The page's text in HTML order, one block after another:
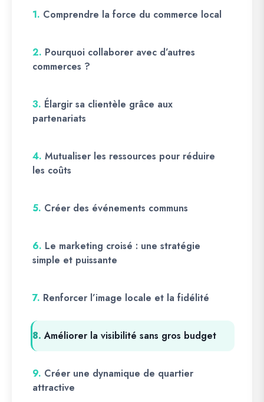
1. Comprendre la force du commerce local
2. Pourquoi collaborer avec d’autres
commerces ?
3. Élargir sa clientèle grâce aux
partenariats
4. Mutualiser les ressources pour réduire
les coûts
5. Créer des événements communs
6. Le marketing croisé : une stratégie
simple et puissante
7. Renforcer l’image locale et la fidélité
8. Améliorer la visibilité sans gros budget
9. Créer une dynamique de quartier
attractive